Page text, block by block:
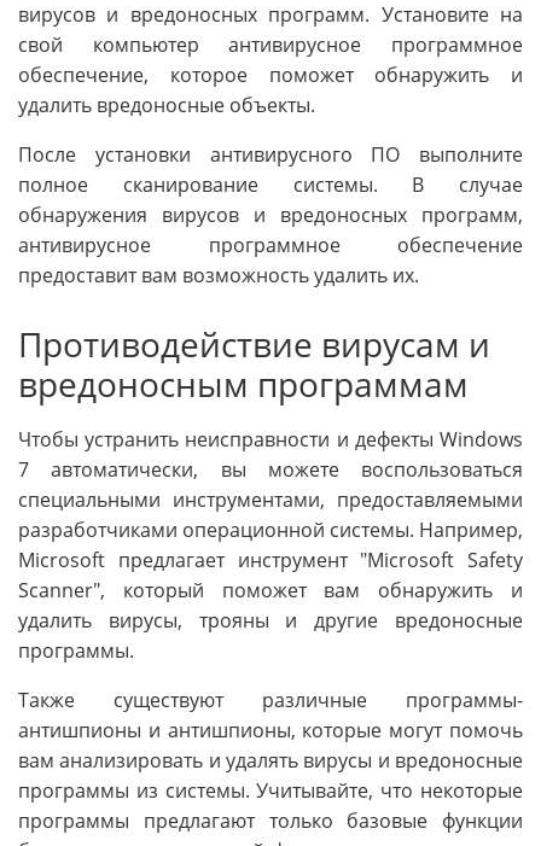
вирусов и вредоносных программ. Установите на
свой компьютер антивирусное программное
обеспечение, которое поможет обнаружить и
удалить вредоносные объекты.
После установки антивирусного ПО выполните
полное сканирование системы. В случае
обнаружения вирусов и вредоносных программ,
антивирусное программное обеспечение
предоставит вам возможность удалить их.
Противодействие вирусам и
вредоносным программам
Чтобы устранить неисправности и дефекты Windows
7 автоматически, вы можете воспользоваться
специальными инструментами, предоставляемыми
разработчиками операционной системы. Например,
Microsoft предлагает инструмент "Microsoft Safety
Scanner", который поможет вам обнаружить и
удалить вирусы, трояны и другие вредоносные
программы.
Также существуют различные программы-
антишпионы и антишпионы, которые могут помочь
вам анализировать и удалять вирусы и вредоносные
программы из системы. Учитывайте, что некоторые
программы предлагают только базовые функции